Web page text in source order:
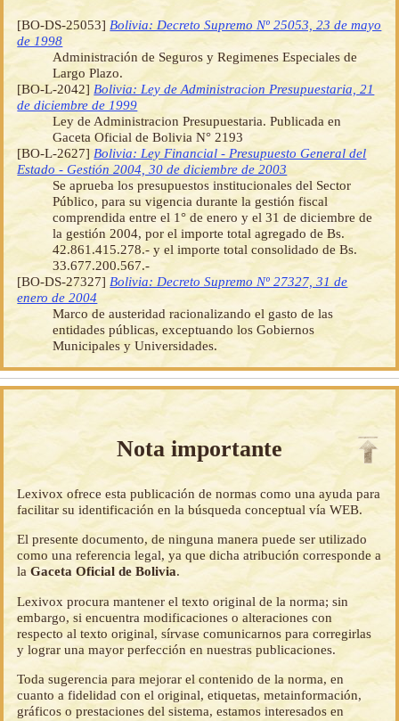
[BO-DS-25053] Bolivia: Decreto Supremo Nº 25053, 23 de mayo
de 1998
Administración de Seguros y Regimenes Especiales de
Largo Plazo.
[BO-L-2042] Bolivia: Ley de Administracion Presupuestaria, 21
de diciembre de 1999
Ley de Administracion Presupuestaria. Publicada en
Gaceta Oficial de Bolivia N° 2193
[BO-L-2627] Bolivia: Ley Financial - Presupuesto General del
Estado - Gestión 2004, 30 de diciembre de 2003
Se aprueba los presupuestos institucionales del Sector
Público, para su vigencia durante la gestión fiscal
comprendida entre el 1° de enero y el 31 de diciembre de
la gestión 2004, por el importe total agregado de Bs.
42.861.415.278.- y el importe total consolidado de Bs.
33.677.200.567.-
[BO-DS-27327] Bolivia: Decreto Supremo Nº 27327, 31 de
enero de 2004
Marco de austeridad racionalizando el gasto de las
entidades públicas, exceptuando los Gobiernos
Municipales y Universidades.
Nota importante
Lexivox ofrece esta publicación de normas como una ayuda para
facilitar su identificación en la búsqueda conceptual vía WEB.
El presente documento, de ninguna manera puede ser utilizado
como una referencia legal, ya que dicha atribución corresponde a
laGaceta Oficial de Bolivia.
Lexivox procura mantener el texto original de la norma; sin
embargo, si encuentra modificaciones o alteraciones con
respecto al texto original, sírvase comunicarnos para corregirlas
y lograr una mayor perfección en nuestras publicaciones.
Toda sugerencia para mejorar el contenido de la norma, en
cuanto a fidelidad con el original, etiquetas, metainformación,
gráficos o prestaciones del sistema, estamos interesados en